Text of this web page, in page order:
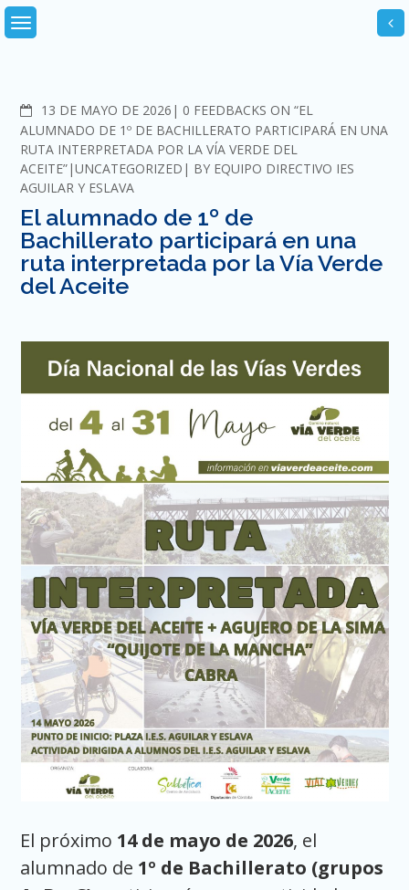
Skip
to
13 DE MAYO DE 2026 COMMENTS
0 FEEDBACKS ON “EL
ALUMNADO DE 1º DE BACHILLERATO PARTICIPARÁ EN UNA
RUTA INTERPRETADA POR LA VÍA VERDE DEL
ACEITE” UNCATEGORIZED BY EQUIPO DIRECTIVO IES
AGUILAR Y ESLAVA
El alumnado de 1º de
Bachillerato participará en una
ruta interpretada por la Vía Verde
del Aceite
El próximo 14 de mayo de 2026, el
alumnado de 1º de Bachillerato (grupos